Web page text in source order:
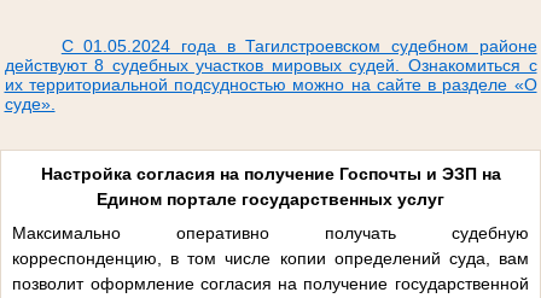
С 01.05.2024 года в Тагилстроевском судебном районе
действуют 8 судебных участков мировых судей. Ознакомиться с
их территориальной подсудностью можно на сайте в разделе «О
суде».
Настройка согласия на получение Госпочты и ЭЗП на
Едином портале государственных услуг
Максимально оперативно получать судебную
корреспонденцию, в том числе копии определений суда, вам
позволит оформление согласия на получение государственной